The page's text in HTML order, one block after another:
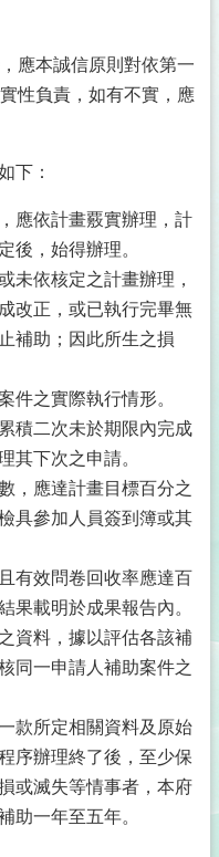
應本誠信原則對依第一
性負責，如有不實，應
下：
應依計畫覈實辦理，計
後，始得辦理。
未依核定之計畫辦理，
改正，或已執行完畢無
補助；因此所生之損
件之實際執行情形。
積二次未於期限內完成
其下次之申請。
，應達計畫目標百分之
具參加人員簽到簿或其
有效問卷回收率應達百
果載明於成果報告內。
資料，據以評估各該補
同一申請人補助案件之
款所定相關資料及原始
序辦理終了後，至少保
或滅失等情事者，本府
助一年至五年。